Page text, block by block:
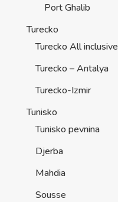
Port Ghalib
Turecko
Turecko All inclusive
Turecko – Antalya
Turecko-Izmir
Tunisko
Tunisko pevnina
Djerba
Mahdia
Sousse